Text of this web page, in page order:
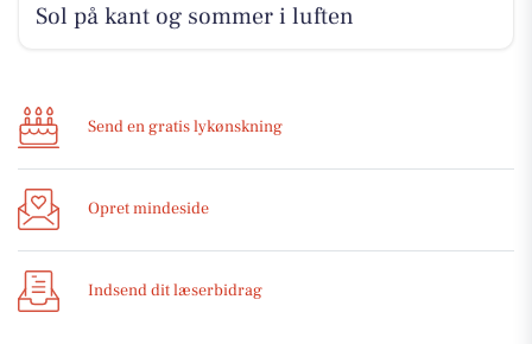
Sol på kant og sommer i luften
Send en gratis lykønskning
Opret mindeside
Indsend dit læserbidrag